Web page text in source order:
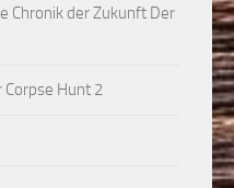
Chronik der Zukunft Der
Corpse Hunt 2